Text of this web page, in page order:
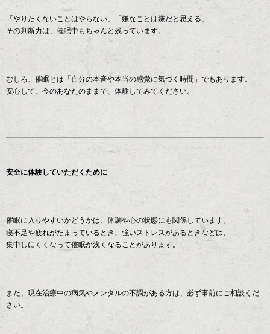
「やりたくないことはやらない」「嫌なことは嫌だと思える」
その判断力は、催眠中もちゃんと残っています。
むしろ、催眠とは「自分の本音や本当の感覚に気づく時間」でもあります。
安心して、今のあなたのままで、体験してみてください。
安全に体験していただくために
催眠に入りやすいかどうかは、体調や心の状態にも関係しています。
寝不足や疲れがたまっているとき、強いストレスがあるときなどは、
集中しにくくなって催眠が浅くなることがあります。
また、現在治療中の病気やメンタルの不調がある方は、必ず事前にご相談くだ
さい。